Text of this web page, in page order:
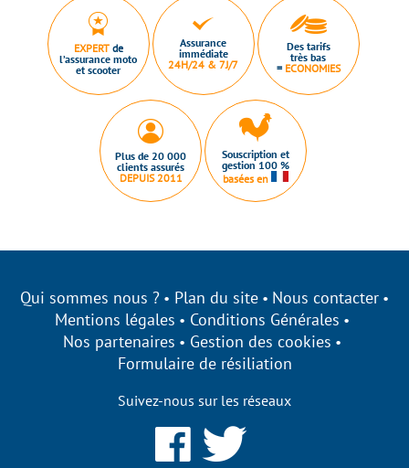
EXPERTde
l’assurance moto
et scooter
Assurance
immédiate
24H/24 & 7J/7
Des tarifs
très bas
= ECONOMIES
Plus de 20 000
clients assurés
DEPUIS 2011
Souscription et
gestion 100 %
basées en
Qui sommes nous ? Plan du site
Nous contacter
Mentions légales
Conditions Générales
Nos partenaires
Gestion des cookies
Formulaire de résiliation
Suivez-nous sur les réseaux